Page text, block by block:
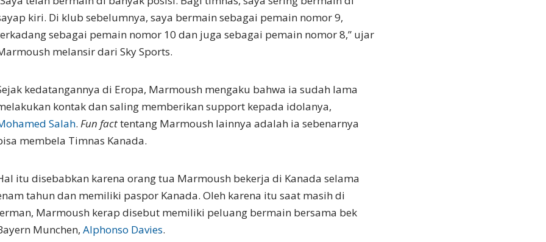
kiri. Di klub sebelumnya, saya bermain sebagai pemain nomor 9,
sebagai pemain nomor 10 dan juga sebagai pemain nomor 8,” ujar
melansir dari Sky Sports.
kedatangannya di Eropa, Marmoush mengaku bahwa ia sudah lama
kontak dan saling memberikan support kepada idolanya,
Salah. Fun facttentang Marmoush lainnya adalah ia sebenarnya
membela Timnas Kanada.
itu disebabkan karena orang tua Marmoush bekerja di Kanada selama
tahun dan memiliki paspor Kanada. Oleh karena itu saat masih di
Marmoush kerap disebut memiliki peluang bermain bersama bek
Munchen, Alphonso Davies.